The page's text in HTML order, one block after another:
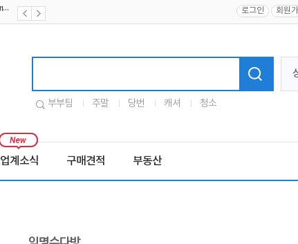
[공지] [호텔업] 개인정보 처리방침 개정본2 (19.09.02) 로그인 회원
부부팀 주말 당번 캐셔 청소
업계소식 구매견적 부동산